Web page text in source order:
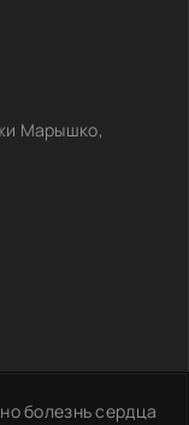
Марышко,
болезнь сердца